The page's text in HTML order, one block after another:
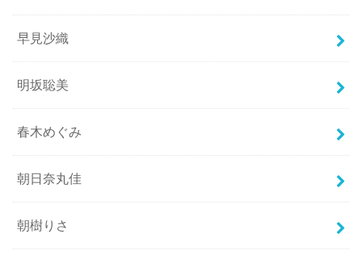
早見沙織
明坂聡美
春木めぐみ
朝日奈丸佳
朝樹りさ